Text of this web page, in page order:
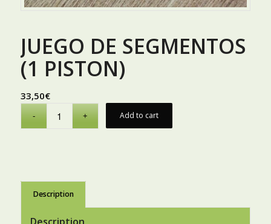
JUEGO DE SEGMENTOS
(1 PISTON)
33,50€
Add to cart
Description